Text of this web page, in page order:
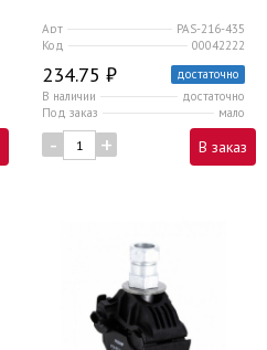
Арт
PAS-216-435
Код
00042222
234.75 ₽
достаточно
В наличии
достаточно
Под заказ
мало
- + В заказ